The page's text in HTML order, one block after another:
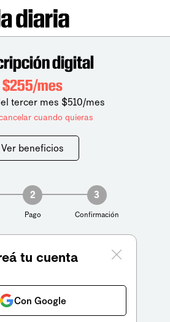
digital
$255/mes
tercer mes $510/mes
cuando quieras
Ver beneficios
2
Pago
3
Confirmación
tu cuenta
Con Google